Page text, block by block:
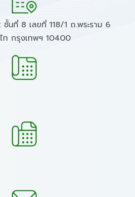
ชั้นที่ 8 เลขที่ 118/1 ถ.พระราม 6
กรุงเทพฯ 10400